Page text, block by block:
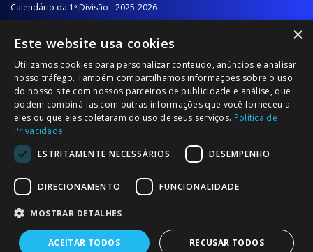
Calendário da 1ª Divisão - 2025-2026
Calendário da 2ª Divisão - Série B - 2025-2026
Calendário da Época
NOTÍCIAS/COMUNICADOS
Notícias
Comunicados
© 2026 Associação Futebol Popular Barcelos
×
Este website usa cookies
Utilizamos cookies para personalizar conteúdo, anúncios e analisar
nosso tráfego. Também compartilhamos informações sobre o uso
do nosso site com nossos parceiros de publicidade e análise, que
podem combiná-las com outras informações que você forneceu a
eles ou que eles coletaram do uso de seus serviços. Política de
Privacidade
ESTRITAMENTE NECESSÁRIOS
DESEMPENHO
DIRECIONAMENTO FUNCIONALIDADE
MOSTRAR DETALHES
ACEITAR TODOS RECUSAR TODOS